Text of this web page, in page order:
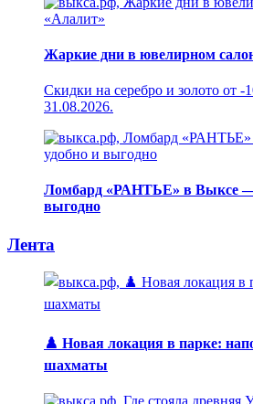
Жаркие дни в ювелирном
Скидки на серебро и золото от -
31.08.2026.
Ломбард «РАНТЬЕ» в Выксе —
выгодно
Лента
♟️ Новая локация в парке:
шахматы